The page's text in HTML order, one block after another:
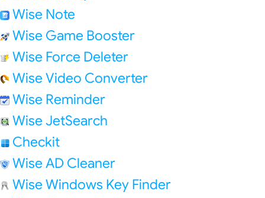
Wise Note
Wise Game Booster
Wise Force Deleter
Wise Video Converter
Wise Reminder
Wise JetSearch
Checkit
Wise AD Cleaner
Wise Windows Key Finder